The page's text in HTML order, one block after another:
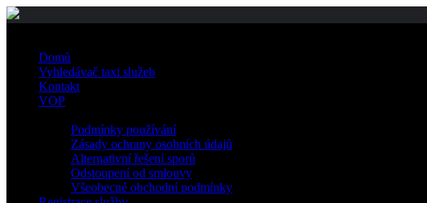
Domů
Vyhledávač taxi služeb
Kontakt
VOP
Podmínky používání
Zásady ochrany osobních údajů
Alternativní řešení sporů
Odstoupení od smlouvy
Všeobecné obchodní podmínky